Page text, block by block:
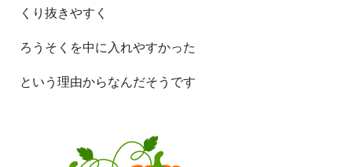
くり抜きやすく
ろうそくを中に入れやすかった
という理由からなんだそうです